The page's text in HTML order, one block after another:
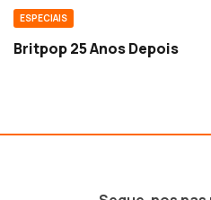
ESPECIAIS
Britpop 25 Anos Depois